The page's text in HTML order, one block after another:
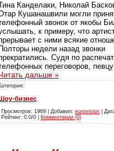
Канделаки, Николай
Кушанашвили могли
звонок от якобы
к примеру, что
с ними всякие
Полторы недели назад звонки
Судя по
переговоров,
дальше »
бизнес
| Просмотров: 1969 | Добавил: eurovision |
| Рейтинг: 0.0/0 | Комментарии (0)